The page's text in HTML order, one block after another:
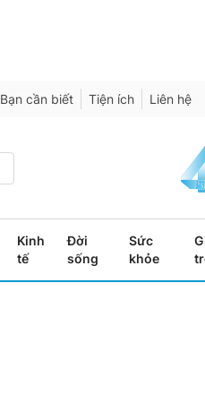
Bạn cần biết Tiện ích Liên hệ
Kinh
tế
Đời
sống
Sức
khỏe